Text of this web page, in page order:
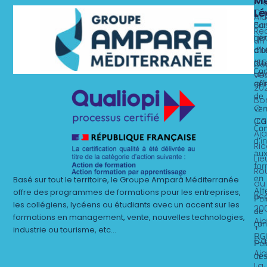
Basé sur tout le territoire, le Groupe Amparà Méditerranée
offre des programmes de formations pour les entreprises,
les collégiens, lycéens ou étudiants avec un accent sur les
formations en management, vente, nouvelles technologies,
industrie ou tourisme, etc…
un
dit
O
du
+
de
en
de
des